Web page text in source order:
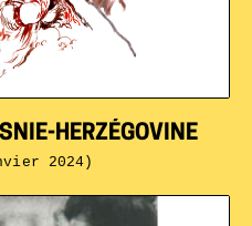
HERZÉGOVINE
2024)